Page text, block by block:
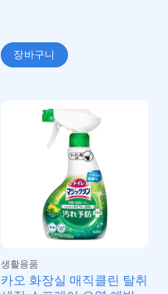
장바구니
생활용품
카오 화장실 매직클린 탈취